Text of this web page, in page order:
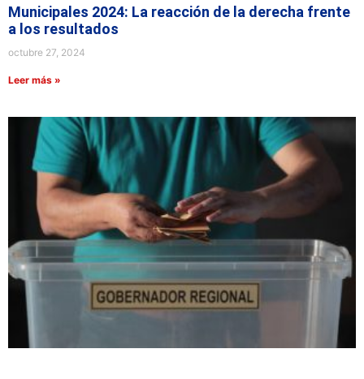
Municipales 2024: La reacción de la derecha frente
a los resultados
octubre 27, 2024
Leer más »